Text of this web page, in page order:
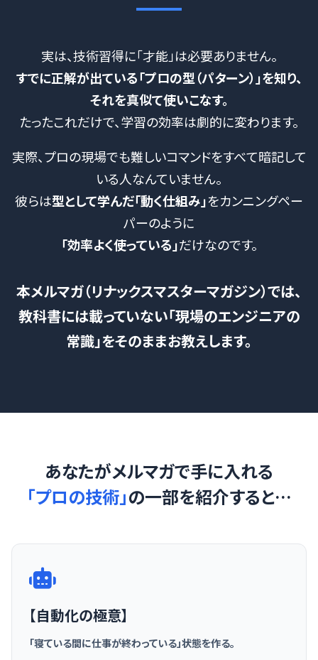
実は、技術習得に「才能」は必要ありません。
すでに正解が出ている「プロの型（パターン）」を知り、
それを真似て使いこなす。
たったこれだけで、学習の効率は劇的に変わります。
実際、プロの現場でも難しいコマンドをすべて暗記して
いる人なんていません。
彼らは型として学んだ「動く仕組み」をカンニングペー
パーのように
「効率よく使っている」だけなのです。
本メルマガ（リナックスマスターマガジン）では、
教科書には載っていない「現場のエンジニアの
常識」をそのままお教えします。
あなたがメルマガで手に入れる
「プロの技術」の一部を紹介すると…
【自動化の極意】
「寝ている間に仕事が終わっている」状態を作る。